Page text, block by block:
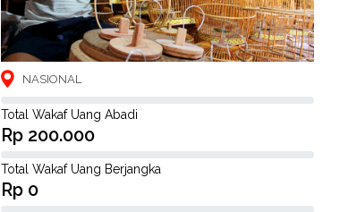
NASIONAL
Total Wakaf Uang Abadi
Rp 200.000
Total Wakaf Uang Berjangka
Rp 0